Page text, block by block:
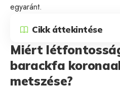
egyaránt.
Cikk áttekintése
Miért
barackfa
metszése?